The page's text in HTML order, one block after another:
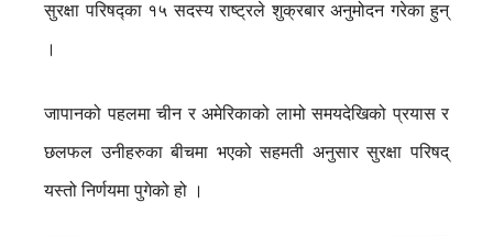
सुरक्षा परिषद्का १५ सदस्य राष्ट्रले शुक्रबार अनुमोदन गरेका हुन्
।
जापानको पहलमा चीन र अमेरिकाको लामो समयदेखिको प्रयास र
छलफल उनीहरुका बीचमा भएको सहमती अनुसार सुरक्षा परिषद्
यस्तो निर्णयमा पुगेको हो ।